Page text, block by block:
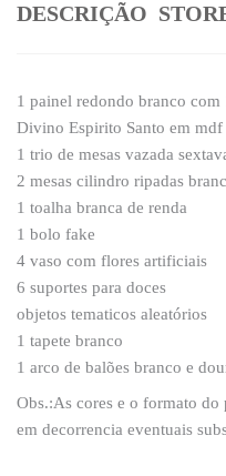
DESCRIÇÃO
1 painel redondo branco
Divino Espirito Santo em mdf
1 trio de mesas vazada
2 mesas cilindro ripadas
1 toalha branca de renda
1 bolo fake
4 vaso com flores artificiais
6 suportes para doces
objetos tematicos aleatórios
1 tapete branco
1 arco de balões branco e
Obs.:As cores e o formato
em decorrencia eventuais